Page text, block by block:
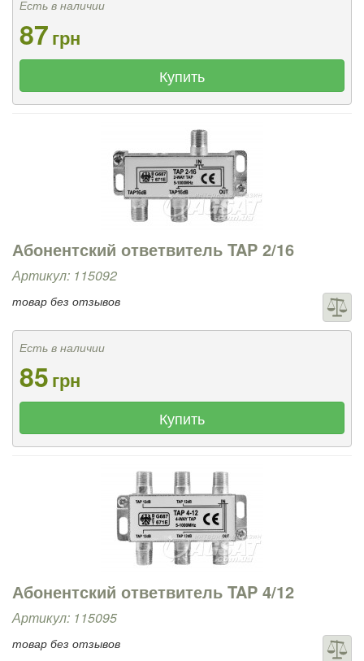
Есть в наличии
87грн
Купить
Абонентский ответвитель TAP 2/16
Артикул: 115092
товар без отзывов
Есть в наличии
85грн
Купить
Абонентский ответвитель TAP 4/12
Артикул: 115095
товар без отзывов